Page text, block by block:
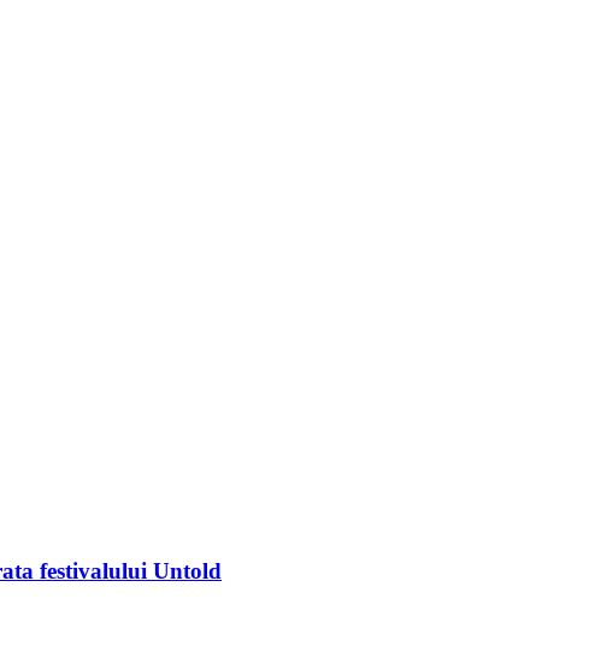
festivalului Untold